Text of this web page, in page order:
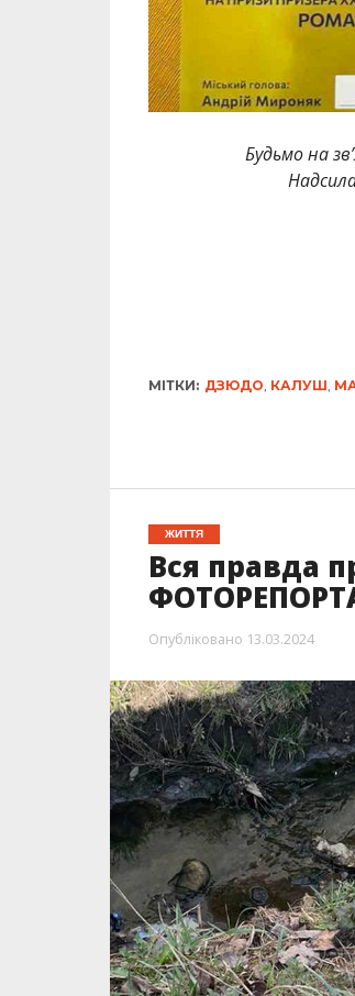
Будьмо на
МІТКИ: ДЗЮДО, КАЛУШ,
ЖИТТЯ
Вся правда
Опубліковано 13.03.2024